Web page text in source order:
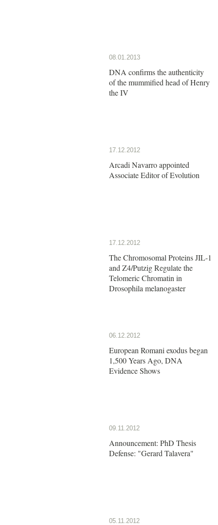
08.01.2013
DNA confirms the authenticity
of the mummified head of Henry
the IV
17.12.2012
Arcadi Navarro appointed
Associate Editor of Evolution
17.12.2012
The Chromosomal Proteins JIL-1
and Z4/Putzig Regulate the
Telomeric Chromatin in
Drosophila melanogaster
06.12.2012
European Romani exodus began
1,500 Years Ago, DNA
Evidence Shows
09.11.2012
Announcement: PhD Thesis
Defense: "Gerard Talavera"
05.11.2012